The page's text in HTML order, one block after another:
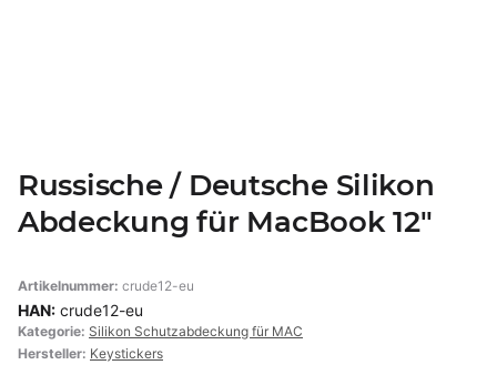
Russische / Deutsche Silikon
Abdeckung für MacBook 12"
Artikelnummer: crude12-eu
HAN: crude12-eu
Kategorie: Silikon Schutzabdeckung für MAC
Hersteller: Keystickers